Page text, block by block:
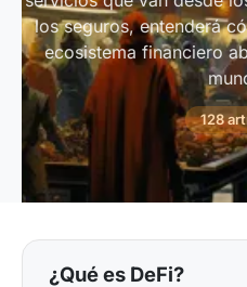
los seguros, entenderá
ecosistema financiero
128
¿Qué es DeFi?